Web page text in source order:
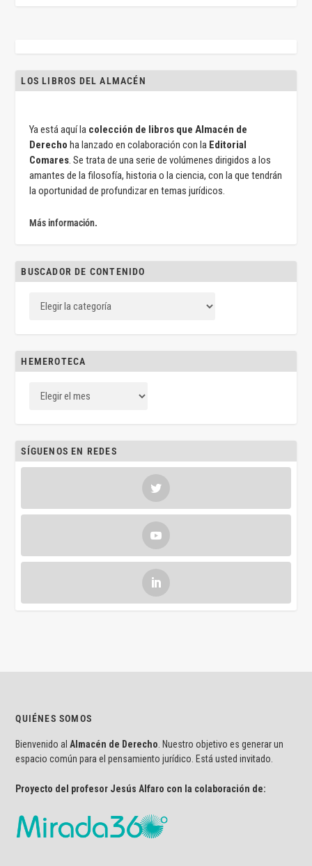
LOS LIBROS DEL ALMACÉN
Ya está aquí la colección de libros que Almacén de
Derecho ha lanzado en colaboración con la Editorial
Comares. Se trata de una serie de volúmenes dirigidos a los
amantes de la filosofía, historia o la ciencia, con la que tendrán
la oportunidad de profundizar en temas jurídicos.
Más información.
BUSCADOR DE CONTENIDO
HEMEROTECA
SÍGUENOS EN REDES
QUIÉNES SOMOS
Bienvenido al Almacén de Derecho . Nuestro objetivo es generar un
espacio común para el pensamiento jurídico. Está usted invitado.
Proyecto del profesor Jesús Alfaro con la colaboración de: